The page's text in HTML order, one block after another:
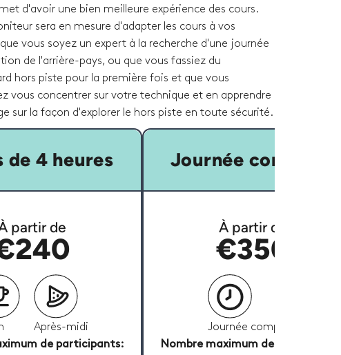
d'avoir une bien meilleure expérience des cours.
sera en mesure d'adapter les cours à vos
vous soyez un expert à la recherche d'une journée
de l'arrière-pays, ou que vous fassiez du
hors piste pour la première fois et que vous
vous concentrer sur votre technique et en apprendre
sur la façon d'explorer le hors piste en toute sécurité.
de 4 heures
partir de
Après-midi
de participants:
Journée complète
À partir de
€350
Journée complète
Nombre maximum de